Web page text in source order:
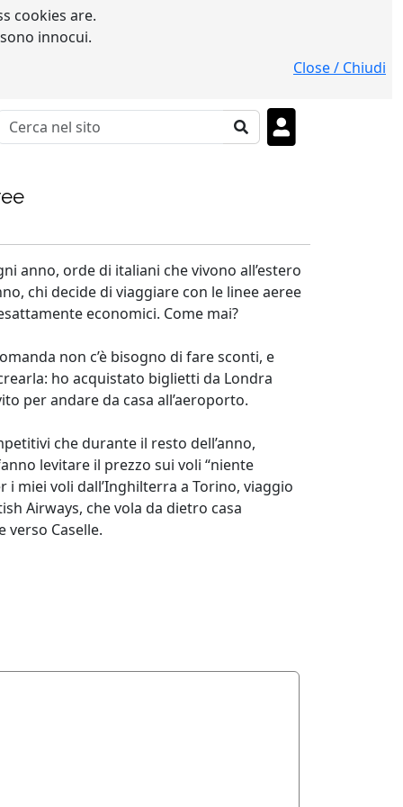
cookies are.
innocui.
Close / Chiudi
anno, orde di italiani che vivono all’estero
chi decide di viaggiare con le linee aeree
economici. Come mai?
non c’è bisogno di fare sconti, e
ho acquistato biglietti da Londra
per andare da casa all’aeroporto.
che durante il resto dell’anno,
levitare il prezzo sui voli “niente
i miei voli dall’Inghilterra a Torino, viaggio
Airways, che vola da dietro casa
Caselle.